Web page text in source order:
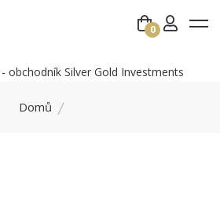
0
- obchodník Silver Gold Investments
Domů